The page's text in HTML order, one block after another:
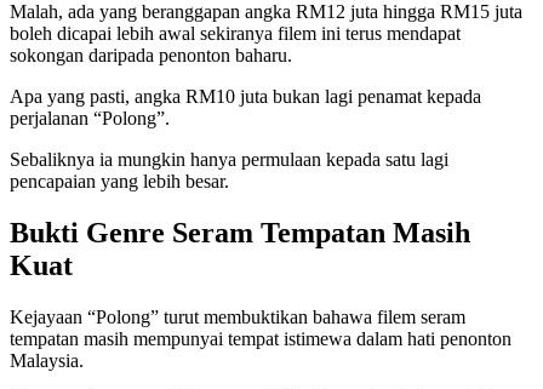
Malah, ada yang beranggapan angka RM12 juta hingga RM15 juta
boleh dicapai lebih awal sekiranya filem ini terus mendapat
sokongan daripada penonton baharu.
Apa yang pasti, angka RM10 juta bukan lagi penamat kepada
perjalanan “Polong”.
Sebaliknya ia mungkin hanya permulaan kepada satu lagi
pencapaian yang lebih besar.
Bukti Genre Seram Tempatan Masih
Kuat
Kejayaan “Polong” turut membuktikan bahawa filem seram
tempatan masih mempunyai tempat istimewa dalam hati penonton
Malaysia.